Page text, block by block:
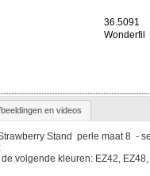
36.5091
Wonderfil
en videos
Stand perle maat 8 -
volgende kleuren: EZ42,